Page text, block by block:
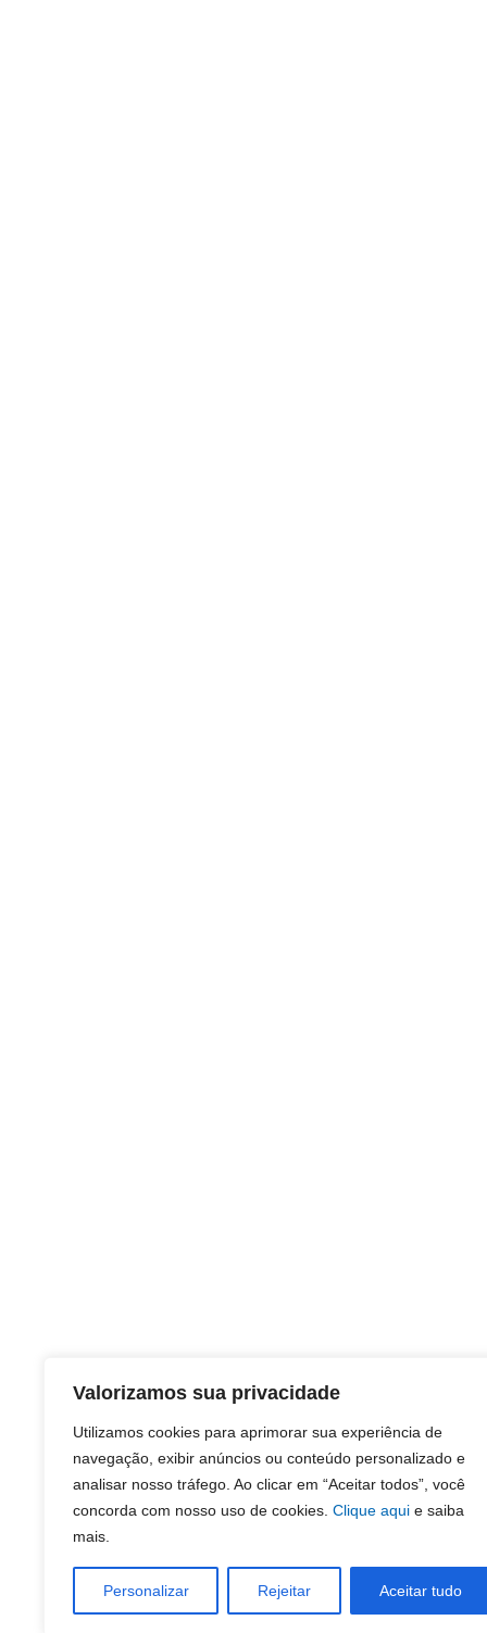
Valorizamos sua privacidade
Utilizamos cookies para aprimorar sua experiência de
navegação, exibir anúncios ou conteúdo personalizado e
analisar nosso tráfego. Ao clicar em “Aceitar todos”, você
concorda com nosso uso de cookies. Clique aqui e saiba
mais.
Personalizar Rejeitar Aceitar tudo